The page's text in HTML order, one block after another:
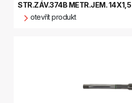
STR.ZÁV.374B METR.JEM. 14X1,5
otevřít produkt